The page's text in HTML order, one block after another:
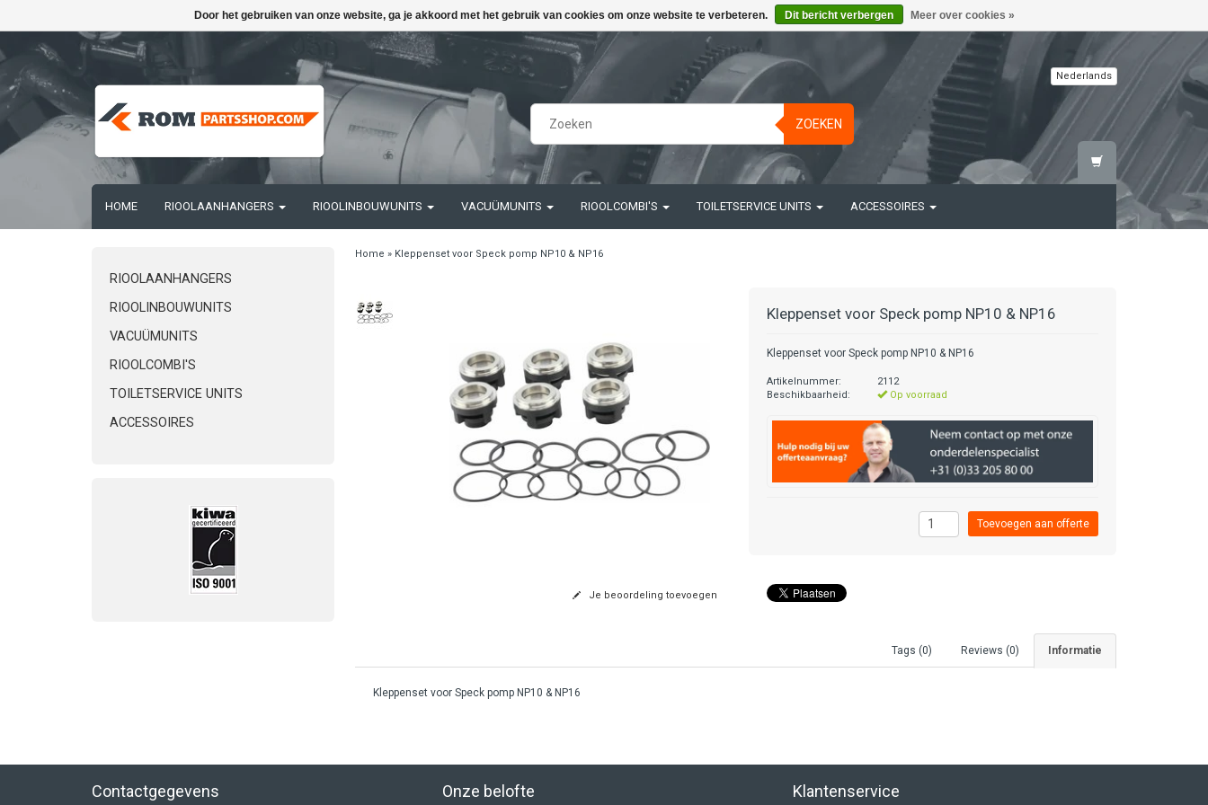
ZOEKEN
Nederlands
HOME RIOOLAANHANGERS RIOOLINBOUWUNITS VACUÜMUNITS RIOOLCOMBI'S TOILETSERVICE UNITS ACCESSOIRES
RIOOLAANHANGERS
RIOOLINBOUWUNITS
VACUÜMUNITS
RIOOLCOMBI'S
TOILETSERVICE UNITS
ACCESSOIRES
Home » Kleppenset voor Speck pomp NP10 & NP16
Kleppenset voor Speck pomp NP10 & NP16
Kleppenset voor Speck pomp NP10 & NP16
Artikelnummer:
2112
Beschikbaarheid:
Op voorraad
Je beoordeling toevoegen
Informatie
Reviews (0)
Tags (0)
Kleppenset voor Speck pomp NP10 & NP16
Contactgegevens Onze belofte Klantenservice
Door het gebruiken van onze website, ga je akkoord met het gebruik van cookies om onze website te verbeteren. Dit bericht verbergen Meer over cookies »